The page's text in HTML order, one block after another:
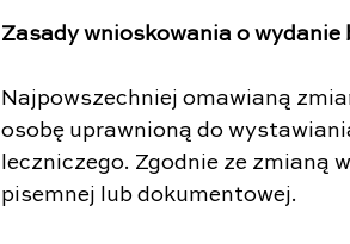
Zasady wnioskowania o wydanie
Najpowszechniej omawianą
osobę uprawnioną do
leczniczego. Zgodnie ze zmianą
pisemnej lub dokumentowej.